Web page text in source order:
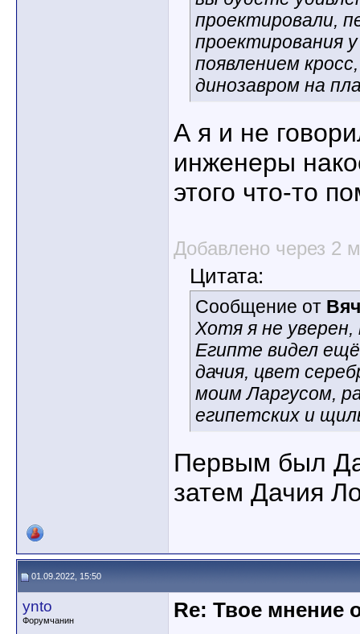
проектировали,
проектирования
появлением
динозавром на
А я и не
инженеры
этого что-то
Добавлено через 2
Цитата:
Сообщение от
Хотя я не уверен,
Египте видел
дачия, цвет
моим Ларгусом,
египетских и
Первым был
затем Дачия
01.09.2022, 15:50
ynto
Форумчанин
Re: Твое мнение